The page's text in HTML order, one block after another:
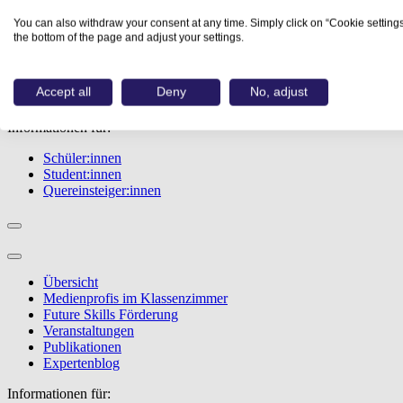
Übersicht
Berufe
Studiengänge
Berufstest
Bewerbungstipps
Informationen für:
Schüler:innen
Student:innen
Quereinsteiger:innen
Übersicht
Medienprofis im Klassenzimmer
Future Skills Förderung
Veranstaltungen
Publikationen
Expertenblog
Informationen für:
You can also withdraw your consent at any time. Simply click on “Cookie
the bottom of the page and adjust your settings.
Accept all Deny No, adjust